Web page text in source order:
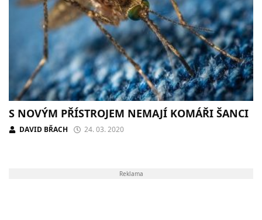
S NOVÝM PŘÍSTROJEM NEMAJÍ KOMÁŘI ŠANCI
DAVID BŘACH 24. 03. 2020
Reklama